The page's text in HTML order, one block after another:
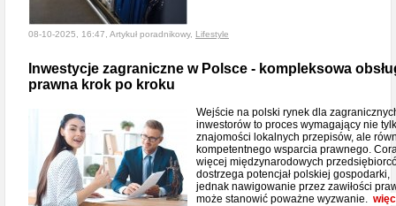
08-10-2025, 16:47, Artykuł poradnikowy, Lifestyle
Inwestycje zagraniczne w Polsce - kompleksowa
prawna krok po kroku
Wejście na polski rynek dla
inwestorów to proces wymagający nie
znajomości lokalnych przepisów, ale
kompetentnego wsparcia prawnego.
więcej międzynarodowych
dostrzega potencjał polskiej gospodarki,
jednak nawigowanie przez zawiłości
może stanowić poważne wyzwanie.